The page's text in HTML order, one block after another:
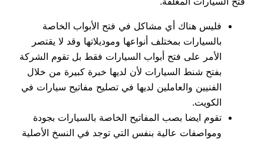
فليس هناك أي مشاكل في فتح الأبواب الخاصة
بالسيارات بمختلف أنواعها وموديلاتها وقد لا يقتصر
الأمر على فتح أبواب السيارات فقط بل تقوم الشركة
بفتح شنط السيارات لأن لديها خبرة كبيرة من خلال
الفنيين والعاملين لديها في تصليح مفاتيح سيارات في
الكويت.
تقوم ايضا بصب المفاتيح الخاصة بالسيارات بجودة
ومواصفات عالية بنفس التي توجد في النسخ الأصلية